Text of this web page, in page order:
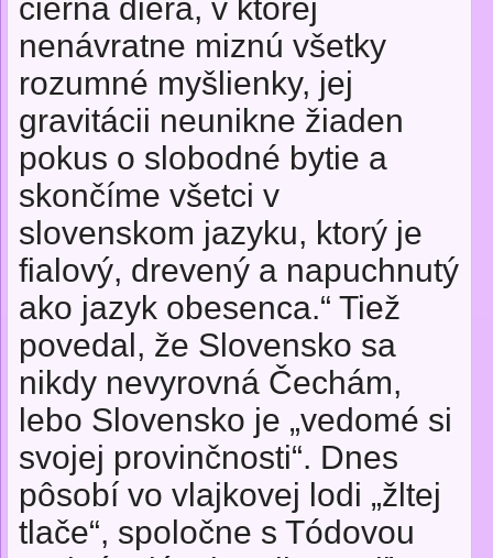
čierna diera, v ktorej
nenávratne miznú všetky
rozumné myšlienky, jej
gravitácii neunikne žiaden
pokus o slobodné bytie a
skončíme všetci v
slovenskom jazyku, ktorý je
fialový, drevený a napuchnutý
ako jazyk obesenca.“ Tiež
povedal, že Slovensko sa
nikdy nevyrovná Čechám,
lebo Slovensko je „vedomé si
svojej provinčnosti“. Dnes
pôsobí vo vlajkovej lodi „žltej
tlače“, spoločne s Tódovou